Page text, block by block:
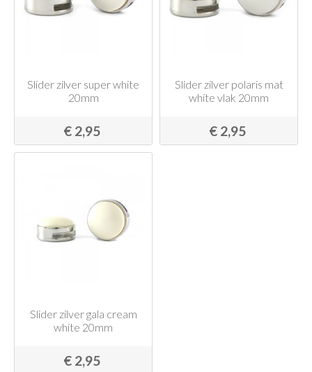
Slider zilver super white
20mm
€ 2,95
Slider zilver polaris mat
white vlak 20mm
€ 2,95
Slider zilver gala cream
white 20mm
€ 2,95